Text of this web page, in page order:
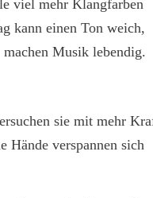
viel mehr Klangfarben
kann einen Ton weich,
Musik lebendig.
sie mit mehr
Hände verspannen sich